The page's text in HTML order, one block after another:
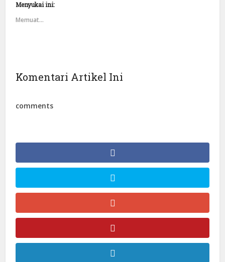
Menyukai ini:
Memuat...
Komentari Artikel Ini
comments